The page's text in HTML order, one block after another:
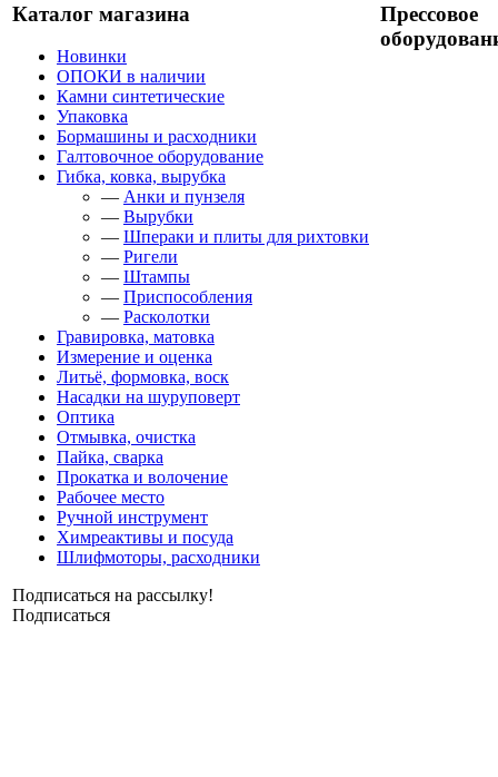
Каталог магазина
Новинки
ОПОКИ в наличии
Камни синтетические
Упаковка
Бормашины и расходники
Галтовочное оборудование
Гибка, ковка, вырубка
— Анки и пунзеля
— Вырубки
— Шпераки и плиты для рихтовки
— Ригели
— Штампы
— Приспособления
— Расколотки
Гравировка, матовка
Измерение и оценка
Литьё, формовка, воск
Насадки на шуруповерт
Оптика
Отмывка, очистка
Пайка, сварка
Прокатка и волочение
Рабочее место
Ручной инструмент
Химреактивы и посуда
Шлифмоторы, расходники
Подписаться на рассылку!
Подписаться
Прессовое